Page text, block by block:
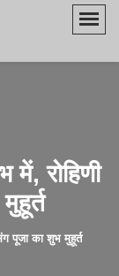
रोहिणी
पूजा का शुभ मुहूर्त